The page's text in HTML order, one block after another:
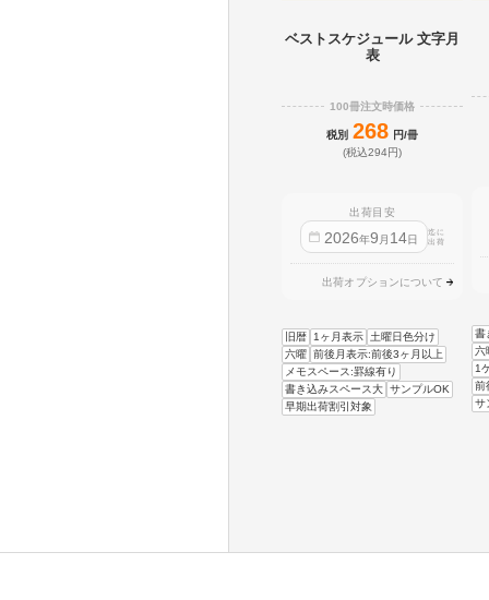
ベストスケジュール 文字月
表
100冊注文時価格
税別 268 円/冊
(税込294円)
出荷目安
2026年9 月 14日
迄に
出荷
出荷オプションについて
旧暦 1ヶ月表示
土曜日色分け
六曜 前後月表示:前後3ヶ月以上
メモスペース:罫線有り
書き込みスペース大 サンプルOK
早期出荷割引対象
書
六
1
前
サ